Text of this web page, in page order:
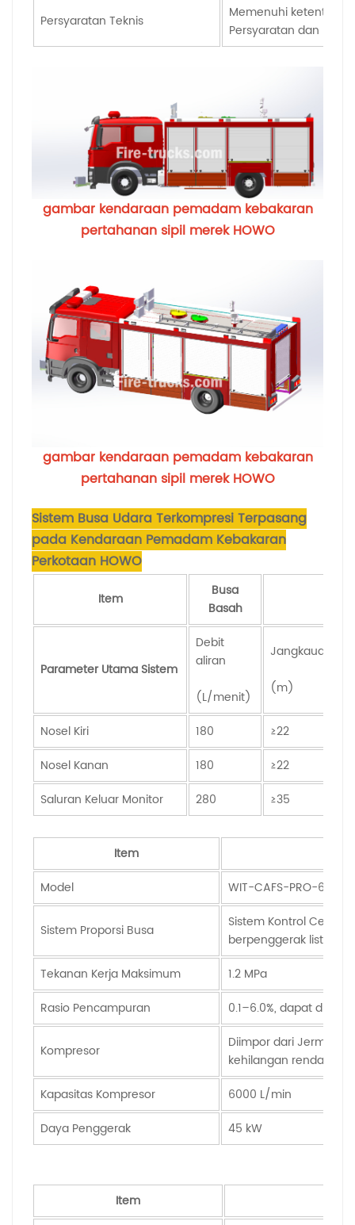
Persyaratan Teknis
Memenuhi ketentuan
Persyaratan dan
gambar kendaraan pemadam kebakaran
pertahanan sipil merek HOWO
gambar kendaraan pemadam kebakaran
pertahanan sipil merek HOWO
Sistem Busa Udara Terkompresi Terpasang
pada Kendaraan Pemadam Kebakaran
Perkotaan HOWO
Item
Busa
Basah
Parameter Utama Sistem
Debit
aliran
(L/menit)
Jangkauan
(m)
Nosel Kiri
180 ≥22
Nosel Kanan
180 ≥22
Saluran Keluar Monitor
280 ≥35
Item
Model
WIT-CAFS-PRO-60/
Sistem Proporsi Busa
Sistem Kontrol
berpenggerak listrik
Tekanan Kerja Maksimum
1.2 MPa
Rasio Pencampuran
0.1–6.0%, dapat
Kompresor
Diimpor dari Jerman,
kehilangan rendah
Kapasitas Kompresor
6000 L/min
Daya Penggerak
45 kW
Item